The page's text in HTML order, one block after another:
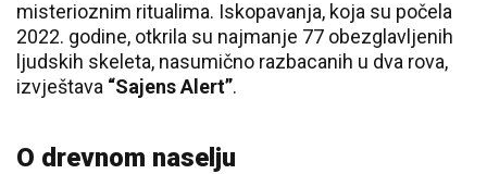
misterioznim ritualima. Iskopavanja, koja su počela
2022. godine, otkrila su najmanje 77 obezglavljenih
ljudskih skeleta, nasumično razbacanih u dva rova,
izvještava “Sajens Alert”.
O drevnom naselju